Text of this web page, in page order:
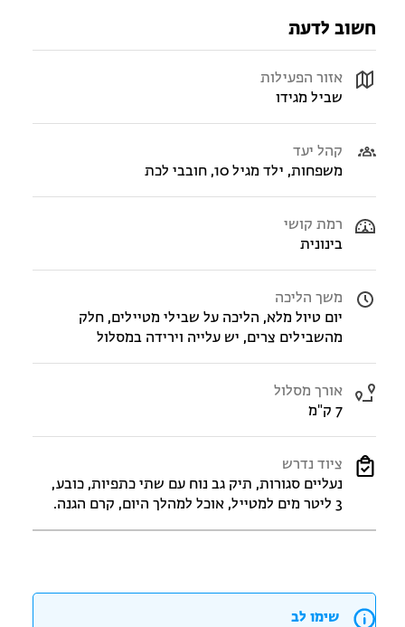
חשוב לדעת
אזור הפעילות
שביל מגידו
קהל יעד
משפחות, ילד מגיל 10, חובבי לכת
רמת קושי
בינונית
משך הליכה
יום טיול מלא, הליכה על שבילי מטיילים, חלק
מהשבילים צרים, יש עלייה וירידה במסלול
אורך מסלול
7 ק"מ
ציוד נדרש
נעליים סגורות, תיק גב נוח עם שתי כתפיות, כובע,
3 ליטר מים למטייל, אוכל למהלך היום, קרם הגנה.
שימו לב